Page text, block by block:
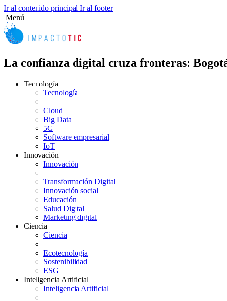
Ir al contenido principal Ir al footer
Menú
La confianza digital cruza fronteras:
Tecnología
Tecnología
Cloud
Big Data
5G
Software empresarial
IoT
Innovación
Innovación
Transformación Digital
Innovación social
Educación
Salud Digital
Marketing digital
Ciencia
Ciencia
Ecotecnología
Sostenibilidad
ESG
Inteligencia Artificial
Inteligencia Artificial